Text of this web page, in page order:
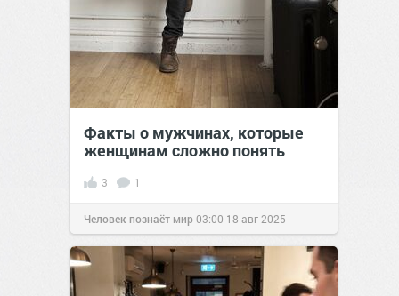
Факты о мужчинах, которые
женщинам сложно понять
3 1
Человек познаёт мир03:00 18 авг 2025